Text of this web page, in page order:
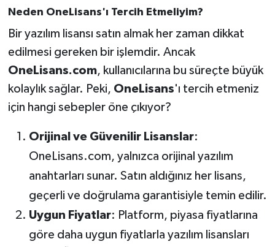
Neden OneLisans'ı Tercih Etmeliyim?
Bir yazılım lisansı satın almak her zaman dikkat
edilmesi gereken bir işlemdir. Ancak
OneLisans.com, kullanıcılarına bu süreçte büyük
kolaylık sağlar. Peki, OneLisans'ı tercih etmeniz
için hangi sebepler öne çıkıyor?
Orijinal ve Güvenilir Lisanslar:
OneLisans.com, yalnızca orijinal yazılım
anahtarları sunar. Satın aldığınız her lisans,
geçerli ve doğrulama garantisiyle temin edilir.
Uygun Fiyatlar: Platform, piyasa fiyatlarına
göre daha uygun fiyatlarla yazılım lisansları